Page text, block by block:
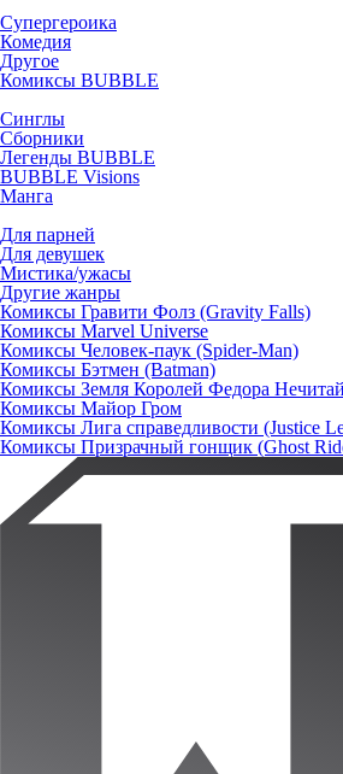
Супергероика
Комедия
Другое
Комиксы BUBBLE
Синглы
Сборники
Легенды BUBBLE
BUBBLE Visions
Манга
Для парней
Для девушек
Мистика/ужасы
Другие жанры
Комиксы Гравити Фолз (Gravity Falls)
Комиксы Marvel Universe
Комиксы Человек-паук (Spider-Man)
Комиксы Бэтмен (Batman)
Комиксы Земля Королей Федора
Комиксы Майор Гром
Комиксы Лига справедливости (Justice
Комиксы Призрачный гонщик (Ghost